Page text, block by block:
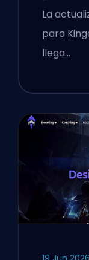
Come:
La
para
llega…